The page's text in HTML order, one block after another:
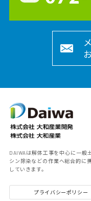
DAIWAは解体工事を中心に一般
シン除染などの作業へ総合的に
していきます。
プライバシーポリシー